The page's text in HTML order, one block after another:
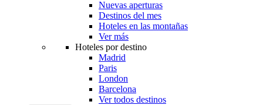
Nuevas aperturas
Destinos del mes
Hoteles en las montañas
Ver más
Hoteles por destino
Madrid
Paris
London
Barcelona
Ver todos destinos